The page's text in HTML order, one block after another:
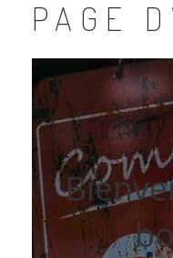
PAGE